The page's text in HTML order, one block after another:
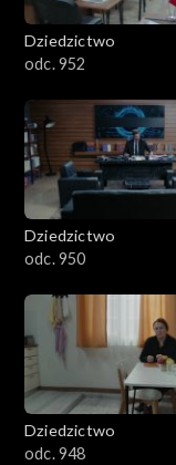
Dziedzictwo
odc. 952
Dziedzictwo
odc. 950
Dziedzictwo
odc. 948